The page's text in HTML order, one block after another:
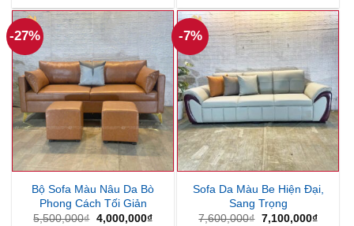
là:
8,000,000₫.
tại
là:
7,100,000₫.
là:
14,000,000₫.
tại
là:
-27%
Bộ Sofa Màu Nâu Da Bò
Phong Cách Tối Giản
5,500,000₫ Giá
4,000,000₫Giá
-7%
Sofa Da Màu Be Hiện Đại,
Sang Trọng
7,600,000₫ Giá
7,100,000₫Giá